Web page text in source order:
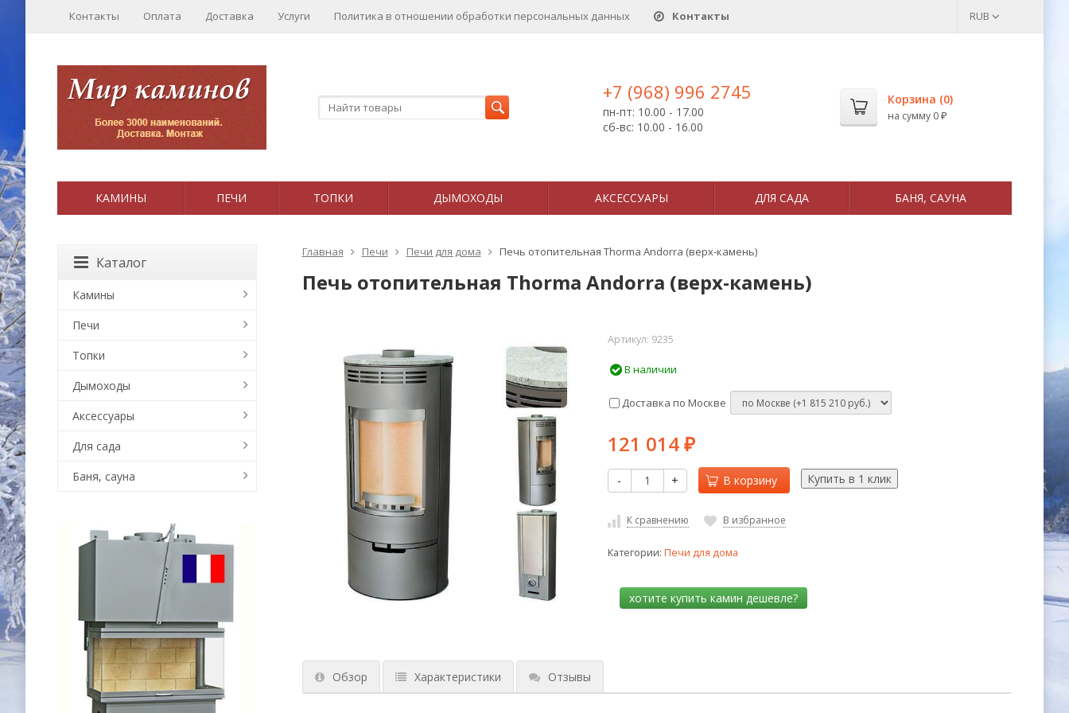
Контакты Оплата Доставка Услуги Политика в отношении обработки персональных данныx Контакты RUB
+7 (968) 996 2745
пн-пт: 10.00 - 17.00
сб-вс: 10.00 - 16.00
Корзина (0)
на сумму 0 ₽
КАМИНЫ ПЕЧИ ТОПКИ ДЫМОХОДЫ АКСЕССУАРЫ ДЛЯ САДА БАНЯ, САУНА
Главная Печи Печи для дома Печь отопительная Thorma Andorra (верх-камень)
Печь отопительная Thorma Andorra (верх-камень)
Артикул: 9235
В наличии
Доставка по Москве
121 014 ₽
- + В корзину
К сравнению В избранное
Категории: Печи для дома
Обзор Характеристики Отзывы
Каталог
Камины
Печи
Топки
Дымоходы
Аксессуары
Для сада
Баня, сауна